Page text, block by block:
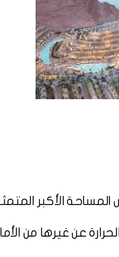
عن غيرها من الأماكن